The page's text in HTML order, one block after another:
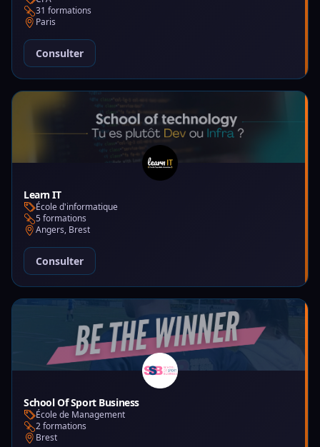
31 formations
Paris
Consulter
Learn IT
École d'informatique
5 formations
Angers, Brest
Consulter
School Of Sport Business
École de Management
2 formations
Brest